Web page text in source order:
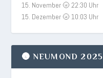
15. November 🌝 22:30 Uhr
15. Dezember 🌝 10:03 Uhr
🌚 NEUMOND 2025